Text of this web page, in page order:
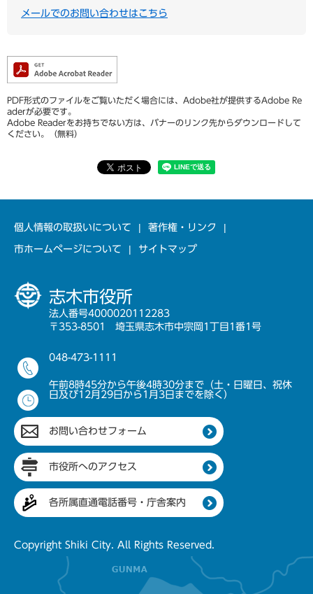
メールでのお問い合わせはこちら
PDF形式のファイルをご覧いただく場合には、Adobe社が提供するAdobe Re
aderが必要です。
Adobe Readerをお持ちでない方は、バナーのリンク先からダウンロードして
ください。（無料）
個人情報の取扱いについて 著作権・リンク
市ホームページについて サイトマップ
志木市役所
法人番号4000020112283
〒353-8501 埼玉県志木市中宗岡1丁目1番1号
048-473-1111
午前8時45分から午後4時30分まで（土・日曜日、祝休
日及び12月29日から1月3日までを除く）
お問い合わせフォーム
市役所へのアクセス
各所属直通電話番号・庁舎案内
Copyright Shiki City. All Rights Reserved.